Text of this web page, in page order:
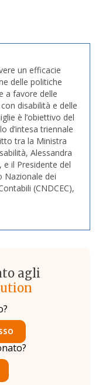
un efficacie
delle politiche
a favore delle
disabilità e delle
è l’obiettivo del
d’intesa triennale
tra la Ministra
Alessandra
e il Presidente del
Nazionale dei
(CNDCEC),
agli